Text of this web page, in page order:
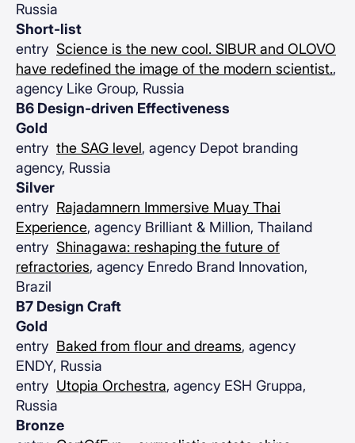
Russia
Short-list
entry Science is the new cool. SIBUR and OLOVO
have redefined the image of the modern scientist.,
agency Like Group, Russia
B6 Design-driven Effectiveness
Gold
entry the SAG level, agency Depot branding
agency, Russia
Silver
entry Rajadamnern Immersive Muay Thai
Experience, agency Brilliant & Million, Thailand
entry Shinagawa: reshaping the future of
refractories, agency Enredo Brand Innovation,
Brazil
B7 Design Craft
Gold
entry Baked from flour and dreams, agency
ENDY, Russia
entry Utopia Orchestra, agency ESH Gruppa,
Russia
Bronze